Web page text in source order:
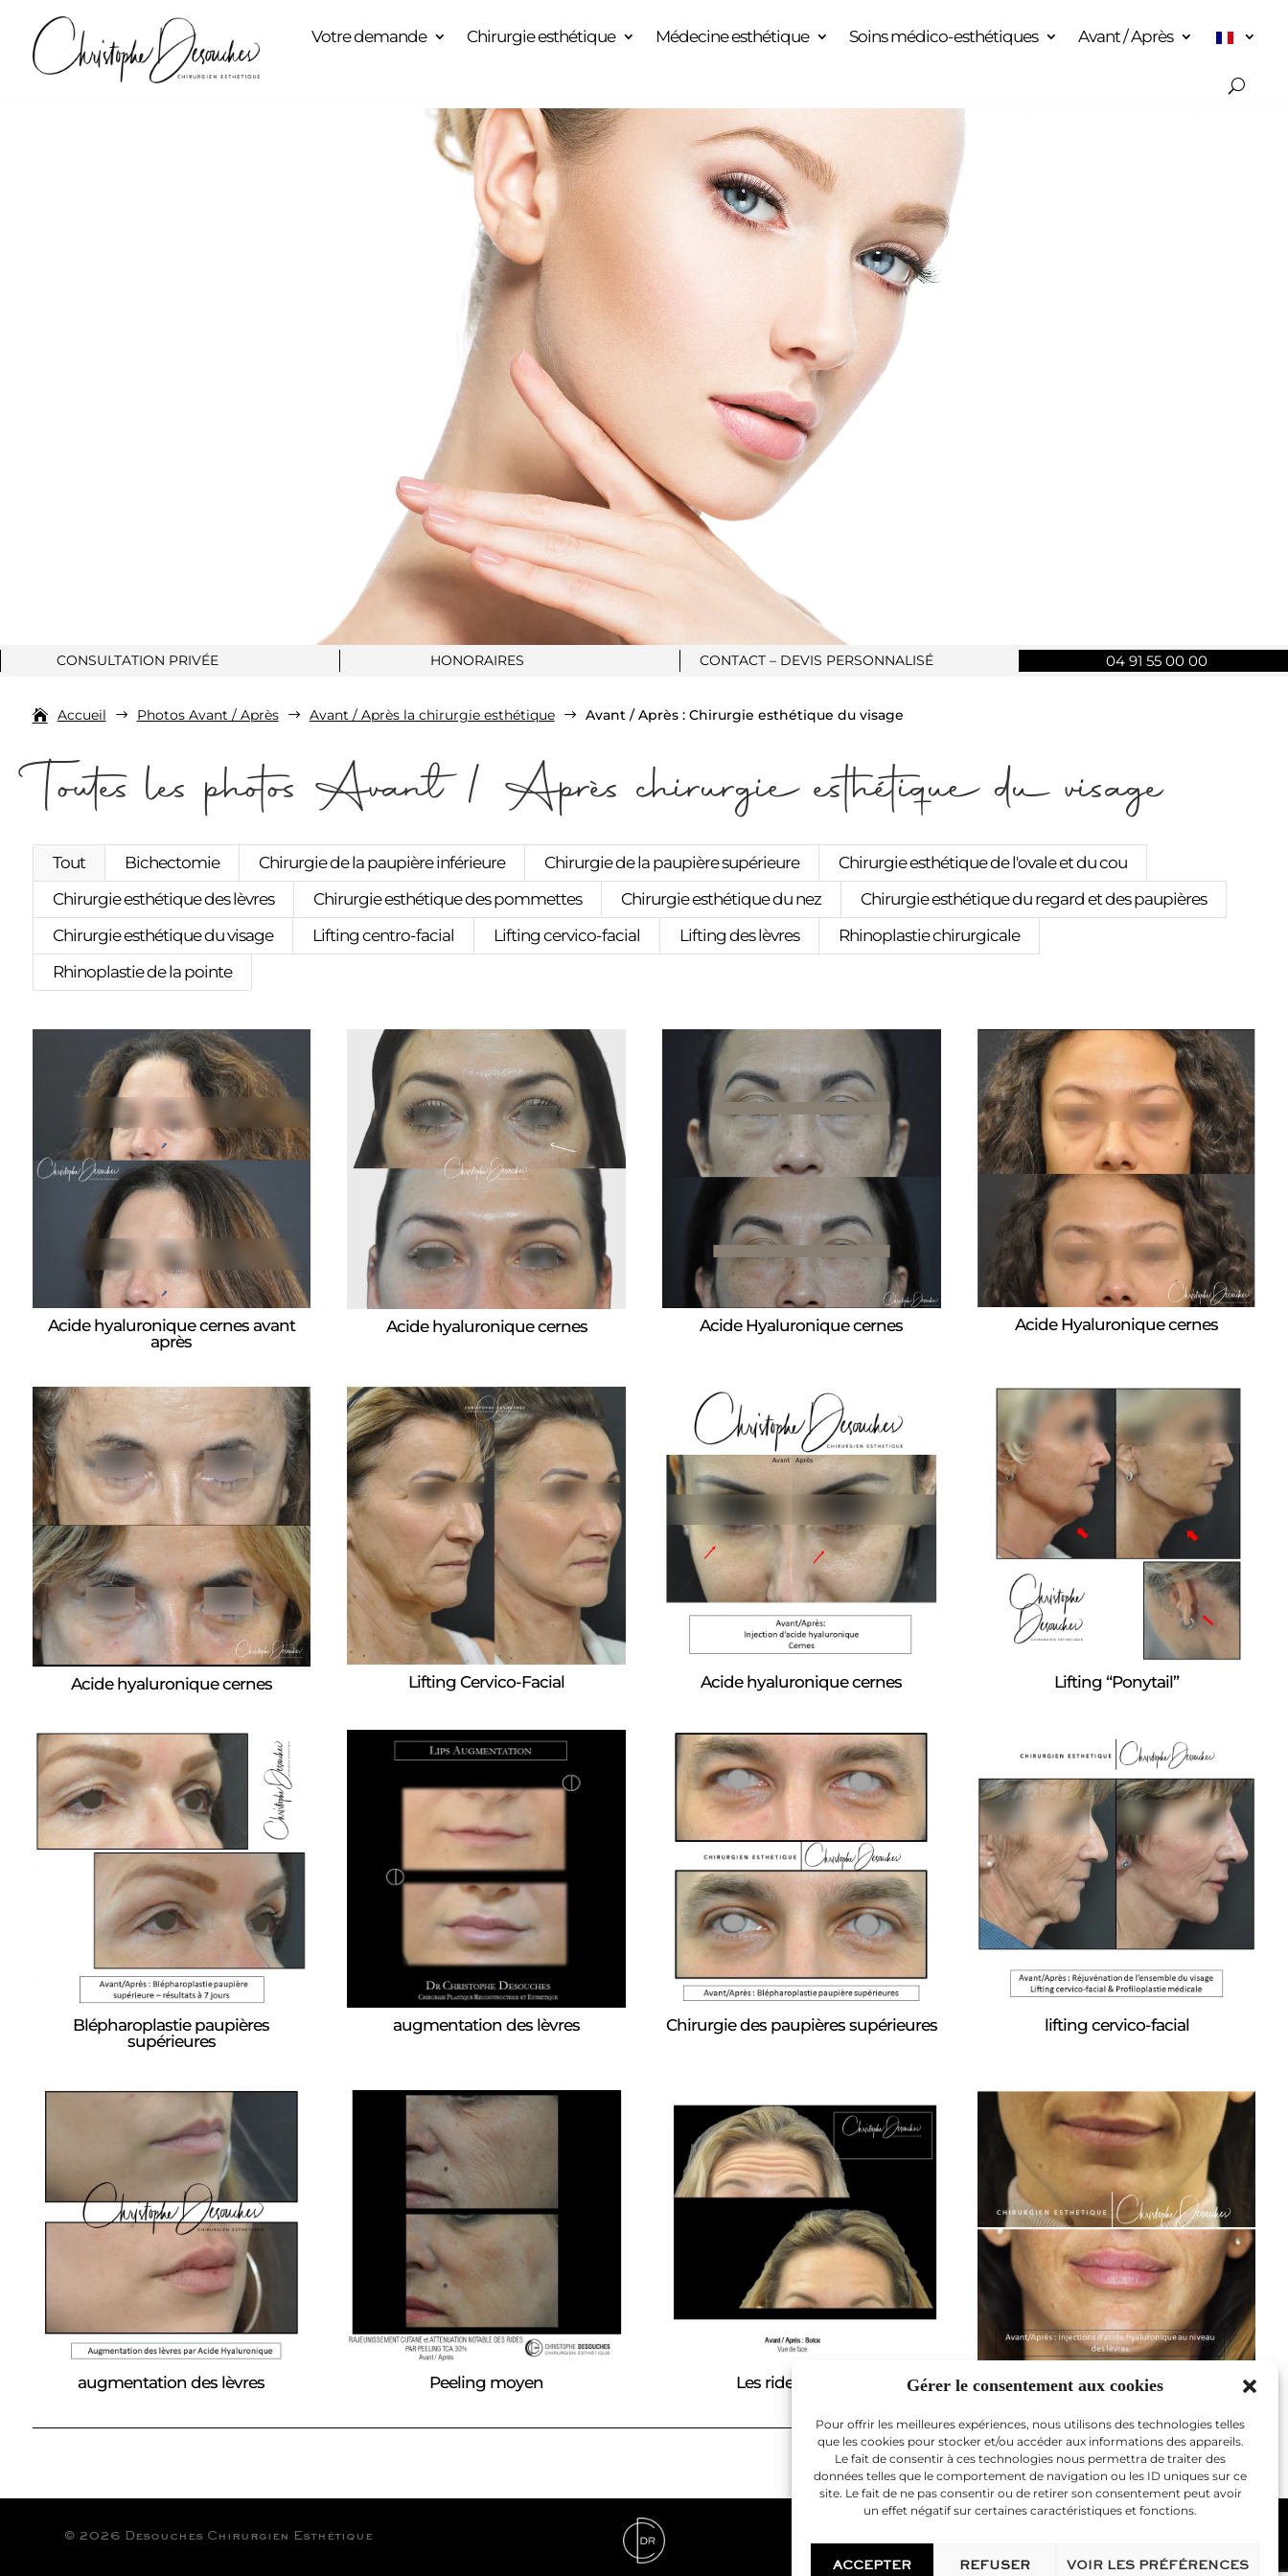
Gérer le consentement aux cookies
Pour offrir les meilleures expériences, nous utilisons des technologies telles
que les cookies pour stocker et/ou accéder aux informations des appareils.
Le fait de consentir à ces technologies nous permettra de traiter des
données telles que le comportement de navigation ou les ID uniques sur ce
site. Le fait de ne pas consentir ou de retirer son consentement peut avoir
un effet négatif sur certaines caractéristiques et fonctions.
ACCEPTER REFUSER VOIR LES PRÉFÉRENCES
Votre demande Chirurgie esthétique Médecine esthétique Soins médico-esthétiques Avant / Après
CONSULTATION PRIVÉE HONORAIRES CONTACT – DEVIS PERSONNALISÉ 04 91 55 00 00
Accueil $ Photos Avant / Après $ Avant / Après la chirurgie esthétique $ Avant / Après : Chirurgie esthétique du visage
Toutes les photos Avant / Après chirurgie esthétique du visage
Tout Bichectomie Chirurgie de la paupière inférieure Chirurgie de la paupière supérieure
Chirurgie esthétique de l'ovale et du cou
Chirurgie esthétique des lèvres
Chirurgie esthétique des pommettes Chirurgie esthétique du nez
Chirurgie esthétique du regard et des paupières
Chirurgie esthétique du visage
Lifting centro-facial Lifting cervico-facial Lifting des lèvres
Rhinoplastie chirurgicale
Rhinoplastie de la pointe
Acide hyaluronique cernes avant
après
Acide hyaluronique cernes Acide Hyaluronique cernes Acide Hyaluronique cernes
Acide hyaluronique cernes Lifting Cervico-Facial Acide hyaluronique cernes Lifting “Ponytail”
Blépharoplastie paupières
supérieures
augmentation des lèvres Chirurgie des paupières supérieures lifting cervico-facial
augmentation des lèvres Peeling moyen Les rides du front L’injection des lèvres
1 2 3 4 Prochaine
© 2026 Desouches Chirurgien Esthétique